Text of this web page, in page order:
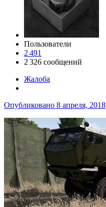
Пользователи
2 491
2 326 сообщений
Жалоба
Опубликовано 8 апреля, 2018